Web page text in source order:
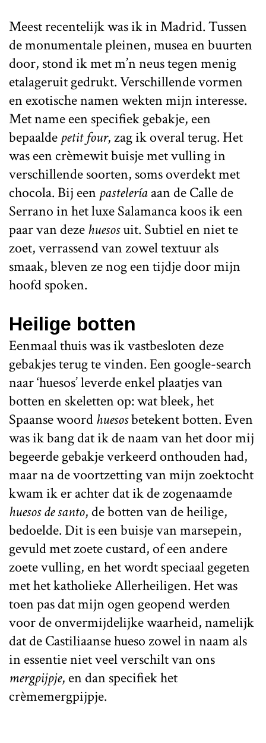
Meest recentelijk was ik in Madrid. Tussen
de monumentale pleinen, musea en buurten
door, stond ik met m’n neus tegen menig
etalageruit gedrukt. Verschillende vormen
en exotische namen wekten mijn interesse.
Met name een specifiek gebakje, een
bepaalde petit four, zag ik overal terug. Het
was een crèmewit buisje met vulling in
verschillende soorten, soms overdekt met
chocola. Bij een pasteleríaaan de Calle de
Serrano in het luxe Salamanca koos ik een
paar van dezehuesosuit. Subtiel en niet te
zoet, verrassend van zowel textuur als
smaak, bleven ze nog een tijdje door mijn
hoofd spoken.
Heilige botten
Eenmaal thuis was ik vastbesloten deze
gebakjes terug te vinden. Een google-search
naar ‘huesos’ leverde enkel plaatjes van
botten en skeletten op: wat bleek, het
Spaanse woordhuesosbetekent botten. Even
was ik bang dat ik de naam van het door mij
begeerde gebakje verkeerd onthouden had,
maar na de voortzetting van mijn zoektocht
kwam ik er achter dat ik de zogenaamde
huesos de santo, de botten van de heilige,
bedoelde. Dit is een buisje van marsepein,
gevuld met zoete custard, of een andere
zoete vulling, en het wordt speciaal gegeten
met het katholieke Allerheiligen. Het was
toen pas dat mijn ogen geopend werden
voor de onvermijdelijke waarheid, namelijk
dat de Castiliaanse hueso zowel in naam als
in essentie niet veel verschilt van ons
mergpijpje, en dan specifiek het
crèmemergpijpje.